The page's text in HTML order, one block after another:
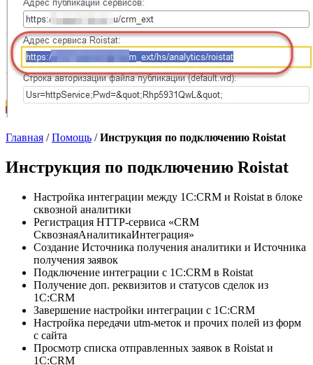
Главная /Помощь /Инструкция по подключению Roistat
Инструкция по подключению Roistat
Настройка интеграции между 1С:CRM и Roistat в блоке
сквозной аналитики
Регистрация HTTP-сервиса «CRM
СквознаяАналитикаИнтеграция»
Создание Источника получения аналитики и Источника
получения заявок
Подключение интеграции с 1С:CRM в Roistat
Получение доп. реквизитов и статусов сделок из
1C:CRM
Завершение настройки интеграции с 1С:CRM
Настройка передачи utm-меток и прочих полей из форм
с сайта
Просмотр списка отправленных заявок в Roistat и
1С:CRM